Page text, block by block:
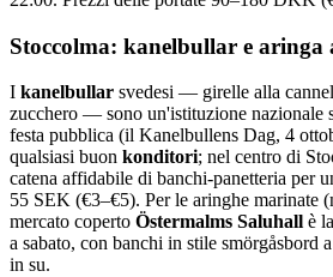
Stoccolma: kanelbullar e aringa
I kanelbullar svedesi — girelle alla
zucchero — sono un'istituzione nazionale
festa pubblica (il Kanelbullens Dag, 4
qualsiasi buon konditori; nel centro di
catena affidabile di banchi-panetteria per
55 SEK (€3–€5). Per le aringhe marinate
mercato coperto Östermalms Saluhall è
a sabato, con banchi in stile smörgåsbord
in su.